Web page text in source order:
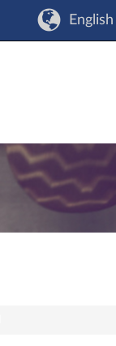
English